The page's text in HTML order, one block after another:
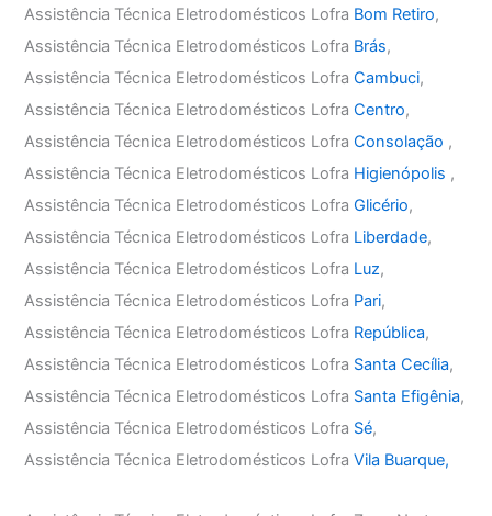
Assistência Técnica Eletrodomésticos Lofra Bom Retiro,
Assistência Técnica Eletrodomésticos Lofra Brás,
Assistência Técnica Eletrodomésticos LofraCambuci,
Assistência Técnica Eletrodomésticos LofraCentro,
Assistência Técnica Eletrodomésticos LofraConsolação ,
Assistência Técnica Eletrodomésticos Lofra Higienópolis ,
Assistência Técnica Eletrodomésticos LofraGlicério,
Assistência Técnica Eletrodomésticos Lofra Liberdade,
Assistência Técnica Eletrodomésticos Lofra Luz,
Assistência Técnica Eletrodomésticos Lofra Pari,
Assistência Técnica Eletrodomésticos Lofra República,
Assistência Técnica Eletrodomésticos Lofra Santa Cecília,
Assistência Técnica Eletrodomésticos Lofra Santa Efigênia,
Assistência Técnica Eletrodomésticos Lofra Sé,
Assistência Técnica Eletrodomésticos LofraVila Buarque,